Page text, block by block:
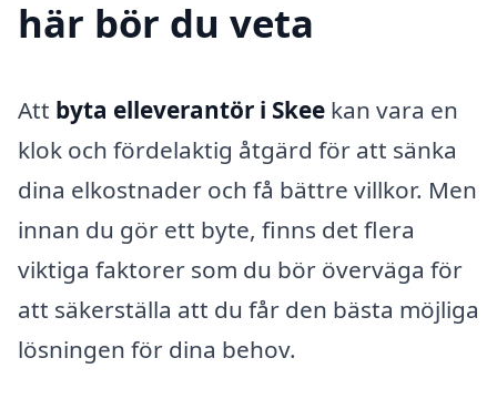
här bör du veta
Att byta elleverantör i Skee kan vara en
klok och fördelaktig åtgärd för att sänka
dina elkostnader och få bättre villkor. Men
innan du gör ett byte, finns det flera
viktiga faktorer som du bör överväga för
att säkerställa att du får den bästa möjliga
lösningen för dina behov.